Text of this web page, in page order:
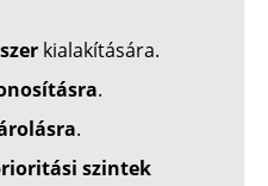
kialakítására.
.
.
szintek